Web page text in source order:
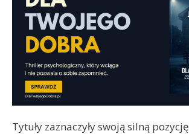
Tytuły zaznaczyły swoją silną